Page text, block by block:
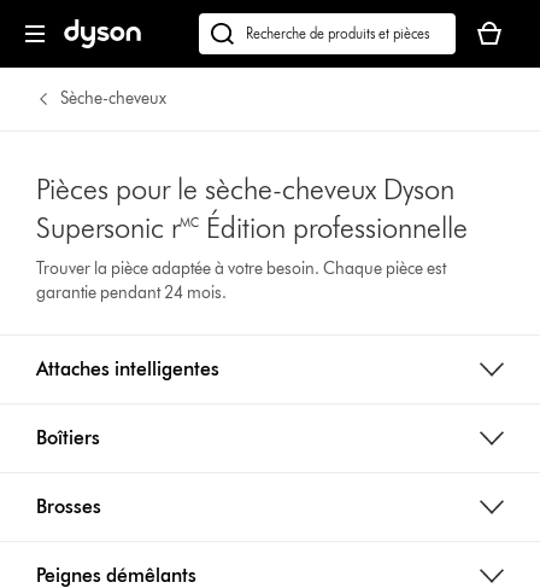
Recherchez
des
du
support
sur
notre
site
panier
est
Sèche-cheveux
Pièces pour le sèche-cheveux Dyson
Supersonic r🅪 Édition professionnelle
Trouver la pièce adaptée à votre besoin. Chaque pièce est
garantie pendant 24 mois.
Attaches intelligentes
Boîtiers
Brosses
Peignes démêlants